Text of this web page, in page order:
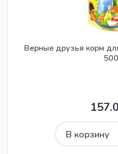
Верные друзья корм
В корзину